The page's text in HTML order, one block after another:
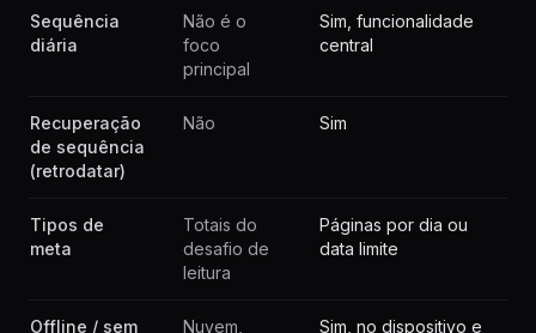
Sequência
diária
Não é o
foco
principal
Sim, funcionalidade
central
Recuperação
de sequência
(retrodatar)
Não Sim
Tipos de
meta
Totais do
desafio de
leitura
Páginas por dia ou
data limite
Offline / sem
Nuvem,
Sim, no dispositivo e